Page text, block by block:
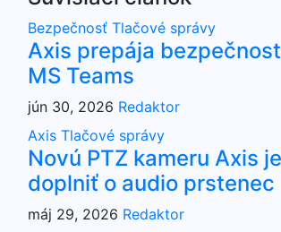
Bezpečnosť Tlačové správy
Axis prepája
MS Teams
jún 30, 2026 Redaktor
Axis Tlačové správy
Novú PTZ kameru Axis
doplniť o audio prstenec
máj 29, 2026 Redaktor